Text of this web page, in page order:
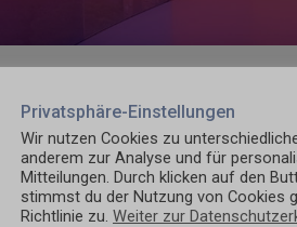
uploads/2018/12/cropped-
Privatsphäre-Einstellungen
Wir nutzen Cookies zu
anderem zur Analyse und für
Mitteilungen. Durch klicken auf den
stimmst du der Nutzung von Cookies
Richtlinie zu. Weiter zur